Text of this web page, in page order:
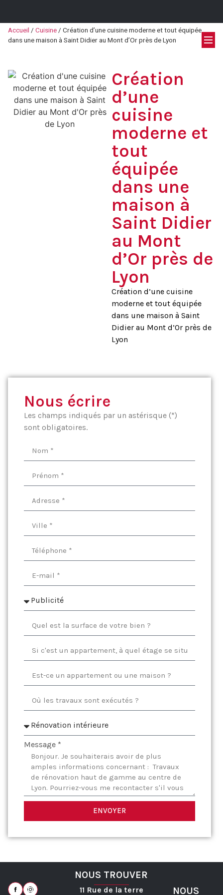
Accueil / Cuisine / Création d’une cuisine moderne et tout équipée
dans une maison à Saint Didier au Mont d’Or près de Lyon
Création
d’une
cuisine
moderne et
tout
équipée
dans une
maison à
Saint Didier
au Mont
d’Or près de
Lyon
Création d’une cuisine
moderne et tout équipée
dans une maison à Saint
Didier au Mont d’Or près de
Lyon
Nous écrire
Les champs indiqués par un astérisque (*)
sont obligatoires.
Message *
ENVOYER
NOUS TROUVER
11 Rue de la terre
NOUS